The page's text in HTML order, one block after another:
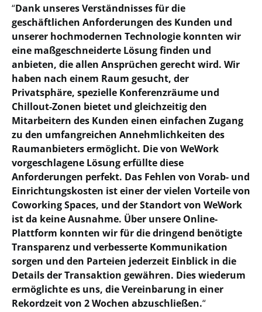
“Dank unseres Verständnisses für die
geschäftlichen Anforderungen des Kunden und
unserer hochmodernen Technologie konnten wir
eine maßgeschneiderte Lösung finden und
anbieten, die allen Ansprüchen gerecht wird. Wir
haben nach einem Raum gesucht, der
Privatsphäre, spezielle Konferenzräume und
Chillout-Zonen bietet und gleichzeitig den
Mitarbeitern des Kunden einen einfachen Zugang
zu den umfangreichen Annehmlichkeiten des
Raumanbieters ermöglicht. Die von WeWork
vorgeschlagene Lösung erfüllte diese
Anforderungen perfekt. Das Fehlen von Vorab- und
Einrichtungskosten ist einer der vielen Vorteile von
Coworking Spaces, und der Standort von WeWork
ist da keine Ausnahme. Über unsere Online-
Plattform konnten wir für die dringend benötigte
Transparenz und verbesserte Kommunikation
sorgen und den Parteien jederzeit Einblick in die
Details der Transaktion gewähren. Dies wiederum
ermöglichte es uns, die Vereinbarung in einer
Rekordzeit von 2 Wochen abzuschließen.“